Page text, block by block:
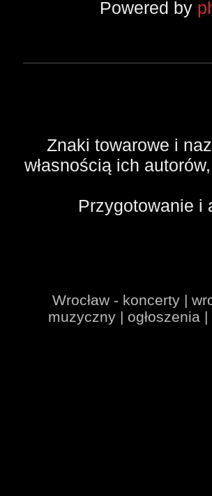
Powered by
Znaki towarowe i
własnością ich
Przygotowanie i
Wrocław - koncerty |
muzyczny | ogłoszenia